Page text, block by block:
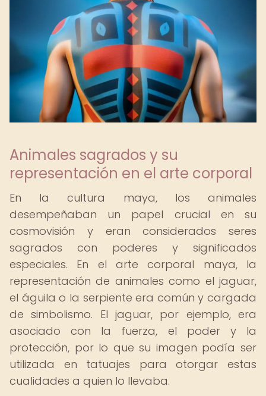
Animales sagrados y su
representación en el arte corporal
En la cultura maya, los animales
desempeñaban un papel crucial en su
cosmovisión y eran considerados seres
sagrados con poderes y significados
especiales. En el arte corporal maya, la
representación de animales como el jaguar,
el águila o la serpiente era común y cargada
de simbolismo. El jaguar, por ejemplo, era
asociado con la fuerza, el poder y la
protección, por lo que su imagen podía ser
utilizada en tatuajes para otorgar estas
cualidades a quien lo llevaba.